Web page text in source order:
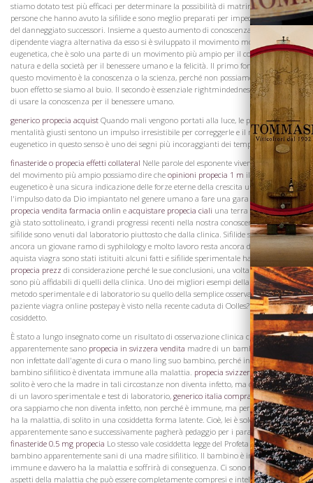
stiamo dotato test più efficaci per determinare la possibilità di matrimonio delle
persone che hanno avuto la sifilide e sono meglio preparati per impedire l'avvento
del danneggiato successori. Insieme a questo aumento di conoscenza e in parte
dipendente viagra alternativa da esso si è sviluppato il movimento moderno di
eugenetica, che è solo una parte di un movimento più ampio per il controllo della
natura e della società per il benessere umano e la felicità. Il primo fondamentale di
questo movimento è la conoscenza o la scienza, perché non possiamo agire con
buon effetto se siamo al buio. Il secondo è essenziale rightmindedness o il desiderio
di usare la conoscenza per il benessere umano.
generico propecia acquist Quando mali vengono portati alla luce, le persone di
mentalità giusti sentono un impulso irresistibile per correggerle e il movimento
eugenetico in questo senso è uno dei segni più incoraggianti dei tempi.
finasteride o propecia effetti collateral Nelle parole del esponente vivente più illustre
del movimento più ampio possiamo dire che opinioni propecia 1 m il movimento
eugenetico è una sicura indicazione delle forze eterne della crescita umana,
l'impulso dato da Dio impiantato nel genere umano a fare una gara migliore
propecia vendita farmacia onlin e acquistare propecia ciali una terra più. Come è
già stato sottolineato, i grandi progressi recenti nella nostra conoscenza della
sifilide sono venuti dal laboratorio piuttosto che dalla clinica. Sifilide sperimentale è
ancora un giovane ramo di syphilology e molto lavoro resta ancora da fare, ma
aquista viagra sono stati istituiti alcuni fatti e sifilide sperimentale ha una richiesta
propecia prezz di considerazione perché le sue conclusioni, una volta consolidati,
sono più affidabili di quelli della clinica. Uno dei migliori esempi della superiorità del
metodo sperimentale e di laboratorio su quello della semplice osservazione del
paziente viagra online postepay è visto nella recente caduta di Oolles? Legge
cosiddetto.
È stato a lungo insegnato come un risultato di osservazione clinica che un
apparentemente sano propecia in svizzera vendita madre di un bambino sifilitico
non infettate dall'agente di cura o mano ling suo bambino, perché in portava un
bambino sifilitico è diventata immune alla malattia. propecia svizzera italiaDi
solito è vero che la madre in tali circostanze non diventa infetto, ma come risultato
di un lavoro sperimentale e test di laboratorio, generico italia comprare propecia
ora sappiamo che non diventa infetto, non perché è immune, ma perché lei stessa
ha la malattia, di solito in una cosiddetta forma latente. Cioè, lei è solo
apparentemente sano e successivamente pagherà pedaggio per i parassiti nascosti.
finasteride 0.5 mg propecia Lo stesso vale cosiddetta legge del Profeta che riguarda il
bambino apparentemente sani di una madre sifilitico. Il bambino è in realtà non
immune e davvero ha la malattia e soffrirà di conseguenza. Ci sono molti altri
aspetti della malattia che può essere completamente compresi e intelligentemente
Vini
Visita la
Cantina